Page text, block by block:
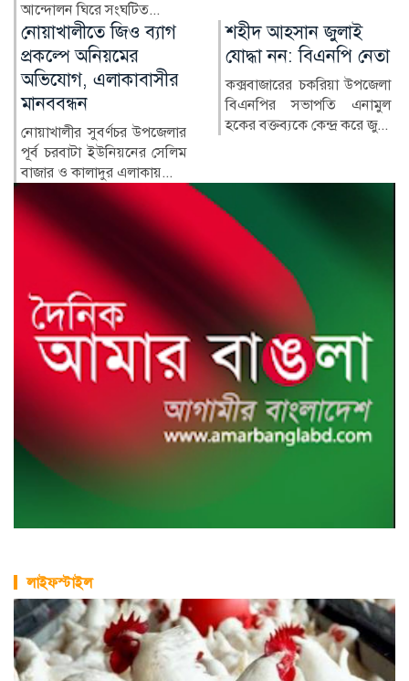
শহীদ আহসান জুলাই
যোদ্ধা নন: বিএনপি নেতা
কক্সবাজারের চকরিয়া উপজেলা
বিএনপির সভাপতি এনামুল
হকের বক্তব্যকে কেন্দ্র করে জু...
হাসিনা দিল্লিতে,
পরিবারের অন্য সদস্যরা
কে কোথায়?
সাবেক প্রধানমন্ত্রী শেখ হাসিনার
সরকারের পতনের পর তাঁর
লাইফস্টাইল